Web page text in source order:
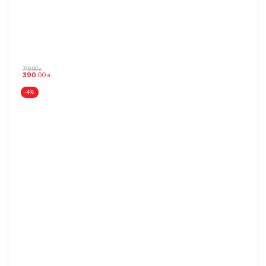
719.00 ₴
390.00 ₴
-4%